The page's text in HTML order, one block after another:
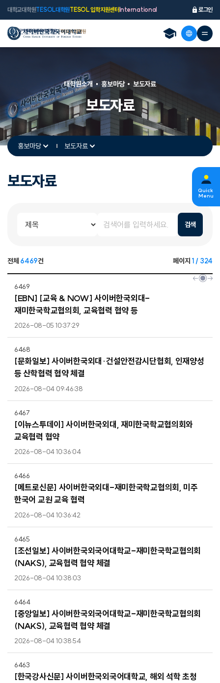
대학교대학원TESOL대학원TESOL 입학지원센터International 로그인
보도자료
대학원소개 홍보마당 보도자료
홍보마당 보도자료
보도자료
검색
전체 6469건 페이지 1 / 324
6469
[EBN] [교육 & NOW] 사이버한국외대-
재미한국학교협의회, 교육협력 협약 등
2026-08-05 10:37:29
6468
[문화일보] 사이버한국외대·건설안전감시단협회, 인재양성
등 산학협력 협약 체결
2026-08-04 09:46:38
6467
[이뉴스투데이] 사이버한국외대, 재미한국학교협의회와
교육협력 협약
2026-08-04 10:36:04
6466
[메트로신문] 사이버한국외대-재미한국학교협의회, 미주
한국어 교원 교육 협력
2026-08-04 10:36:42
6465
[조선일보] 사이버한국외국어대학교-재미한국학교협의회
(NAKS), 교육협력 협약 체결
2026-08-04 10:38:03
6464
[중앙일보] 사이버한국외국어대학교-재미한국학교협의회
(NAKS), 교육협력 협약 체결
2026-08-04 10:38:54
6463
[한국강사신문] 사이버한국외국어대학교, 해외 석학 초청
Quick
Menu